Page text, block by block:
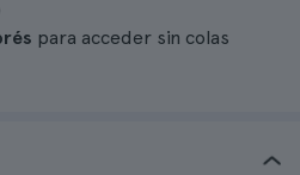
para acceder sin colas